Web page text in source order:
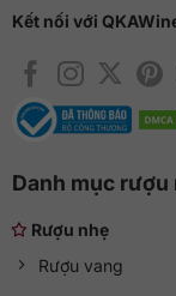
Kết nối với
Danh mục rượu
Rượu nhẹ
Rượu vang